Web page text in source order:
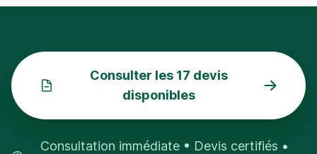
Consulter les 17 devis
disponibles
Consultation immédiate • Devis certifiés •